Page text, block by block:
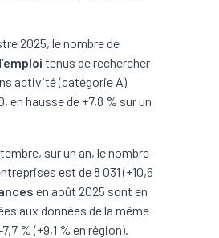
2025, le nombre de
tenus de rechercher
activité (catégorie A)
en hausse de +7,8 % sur un
sur un an, le nombre
est de 8 031 (+10,6
en août 2025 sont en
aux données de la même
% (+9,1 % en région).